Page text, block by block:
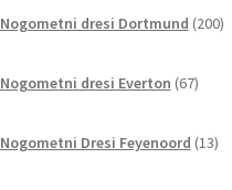
Nogometni dresi Dortmund 200
Nogometni dresi Everton 67
Nogometni Dresi Feyenoord 13